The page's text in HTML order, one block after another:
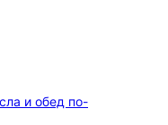
и обед по-